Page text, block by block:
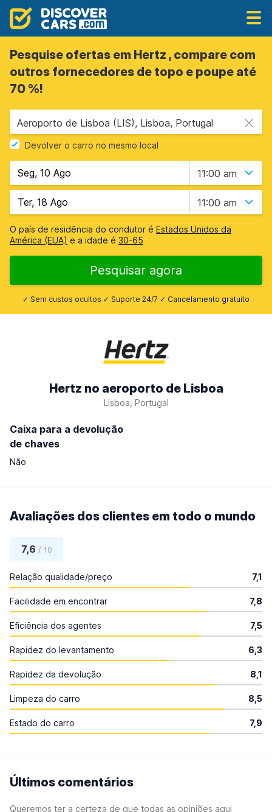
Pesquise ofertas em Hertz , compare com
outros fornecedores de topo e poupe até
70 %!
Aeroporto de Lisboa (LIS), Lisboa, Portugal
Devolver o carro no mesmo local
11:00 am
11:00 am
O país de residência do condutor é Estados Unidos da
América (EUA) e a idade é 30-65
Pesquisar agora
✓ Sem custos ocultos ✓ Suporte 24/7 ✓ Cancelamento gratuito
Hertz no aeroporto de Lisboa
Lisboa, Portugal
Caixa para a devolução
de chaves
Não
Avaliações dos clientes em todo o mundo
7,6 / 10
Relação qualidade/preço 7,1
Facilidade em encontrar 7,8
Eficiência dos agentes 7,5
Rapidez do levantamento 6,3
Rapidez da devolução 8,1
Limpeza do carro 8,5
Estado do carro 7,9
Últimos comentários
Queremos ter a certeza de que todas as opiniões aqui